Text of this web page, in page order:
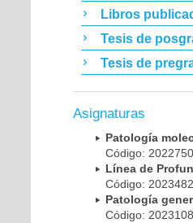
Libros
Tesis de
Tesis de
Asignaturas
Patología
Código:
Línea de
Código:
Patología
Código: